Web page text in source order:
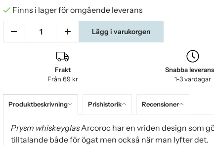
Finns i lager för omgående leverans
Lägg i varukorgen
Frakt
Från 69 kr
Snabba
1-3 vardagar
Produktbeskrivning Prishistorik Recensioner
Prysm whiskeyglasArcoroc har en vriden design som
tilltalande både för ögat men också när man lyfter det.